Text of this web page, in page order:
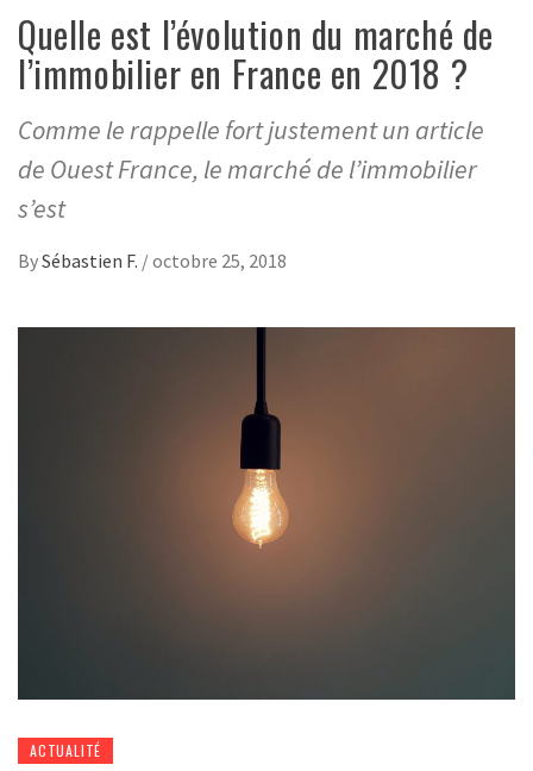
Quelle est l’évolution du marché de
l’immobilier en France en 2018 ?
Comme le rappelle fort justement un article
de Ouest France, le marché de l’immobilier
s’est
BySébastien F. /octobre 25, 2018
ACTUALITÉ